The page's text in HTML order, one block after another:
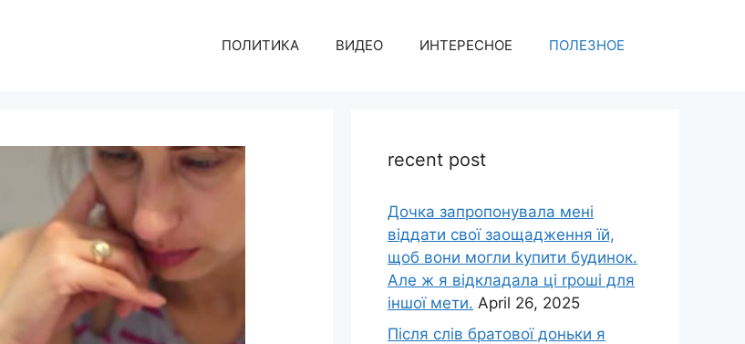
ПОЛИТИКА ВИДЕО ИНТЕРЕСНОЕ ПОЛЕЗНОЕ
recent post
Дочка запpопонувала мені
віддати свої заощадження їй,
щоб вони могли kупити будинок.
Але ж я відкладала ці rроші для
іншої мети. April 26, 2025
Після слів братової доньки я